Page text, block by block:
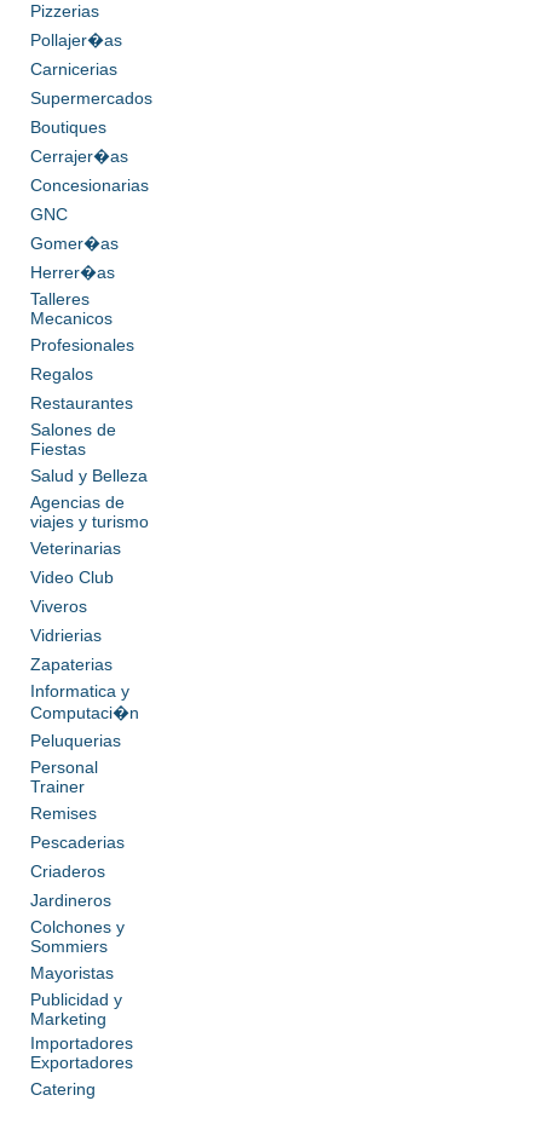
Pizzerias
Pollajer�as
Carnicerias
Supermercados
Boutiques
Cerrajer�as
Concesionarias
GNC
Gomer�as
Herrer�as
Talleres
Mecanicos
Profesionales
Regalos
Restaurantes
Salones de
Fiestas
Salud y Belleza
Agencias de
viajes y turismo
Veterinarias
Video Club
Viveros
Vidrierias
Zapaterias
Informatica y
Computaci�n
Peluquerias
Personal
Trainer
Remises
Pescaderias
Criaderos
Jardineros
Colchones y
Sommiers
Mayoristas
Publicidad y
Marketing
Importadores
Exportadores
Catering